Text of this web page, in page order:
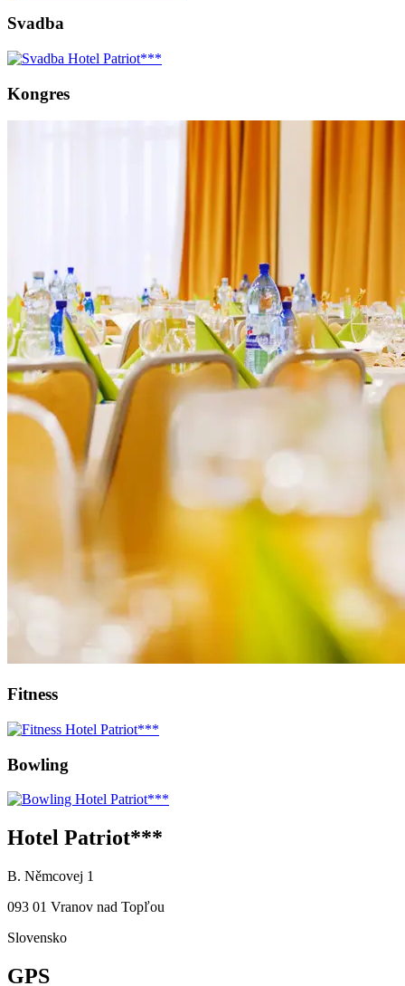
Svadba
Kongres
Fitness
Bowling
Hotel Patriot***
B. Němcovej 1
093 01 Vranov nad Topľou
Slovensko
GPS